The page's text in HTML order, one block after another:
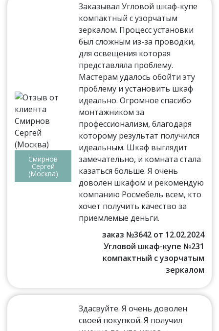
Смирнов
Сергей
(Москва)
Заказывал Угловой шкаф-купе
компактный с узорчатым
зеркалом. Процесс установки
был сложным из-за проводки,
для освещения которая
представляла проблему.
Мастерам удалось обойти эту
проблему и установить шкаф
идеально. Огромное спасибо
монтажником за
профессионализм, благодаря
которому результат получился
идеальным. Шкаф выглядит
замечательно, и комната стала
казаться больше. Я очень
доволен шкафом и рекомендую
компанию Росмебель всем, кто
хочет получить качество за
приемлемые деньги.
заказ №3642 от 12.02.2024
Угловой шкаф-купе №231
компактный с узорчатым
зеркалом
Здасвуйте. Я очень доволен
своей покупкой. Я получил